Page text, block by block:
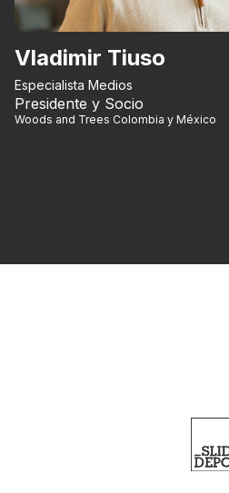
Vladimir Tiuso
Especialista Medios
Presidente y Socio
Woods and Trees Colombia y México